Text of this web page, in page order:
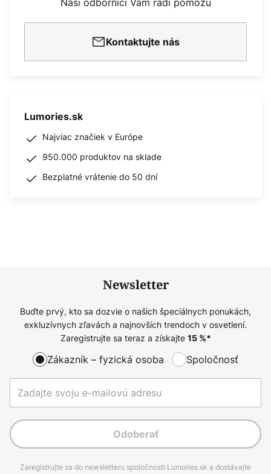
Kontaktujte nás
Lumories.sk
Najviac značiek v Európe
950.000 produktov na sklade
Bezplatné vrátenie do 50 dní
Newsletter
Buďte prvý, kto sa dozvie o našich špeciálnych ponukách,
exkluzívnych zľavách a najnovších trendoch v osvetlení.
Zaregistrujte sa teraz a získajte 15%*
Zákazník – fyzická osoba Spoločnosť
Odoberať
Zaregistrujte sa do newsletteru spoločnosti Lumories.sk a dostávajte